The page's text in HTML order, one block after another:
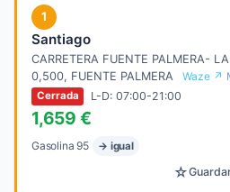
1
Santiago
CARRETERA FUENTE PALMERA-
0,500, FUENTE PALMERA
Waze ↗
Cerrada L-D: 07:00-21:00
1,659 €
Gasolina 95 → igual
☆